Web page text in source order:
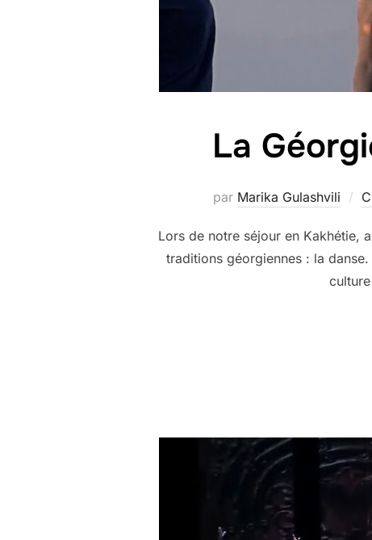
La
par Marika Gulashvili
Lors de notre séjour en Kakhétie,
traditions géorgiennes : la